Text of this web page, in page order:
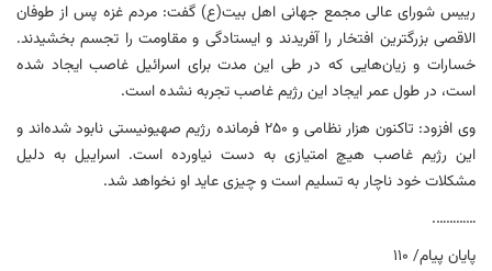
رییس شورای عالی مجمع جهانی اهل بیت(ع) گفت: مردم غزه پس از طوفان
الاقصی بزرگترین افتخار را آفریدند و ایستادگی و مقاومت را تجسم بخشیدند.
خسارات و زیان‌هایی که در طی این مدت برای اسرائیل غاصب ایجاد شده
است، در طول عمر ایجاد این رژیم غاصب تجربه نشده است.
وی افزود: تاکنون هزار نظامی و ۲۵۰ فرمانده رژیم صهیونیستی نابود شده‌اند و
این رژیم غاصب هیچ امتیازی به دست نیاورده است. اسراییل به دلیل
مشکلات خود ناچار به تسلیم است و چیزی عاید او نخواهد شد.
………….
پایان پیام/ ۱۱۰